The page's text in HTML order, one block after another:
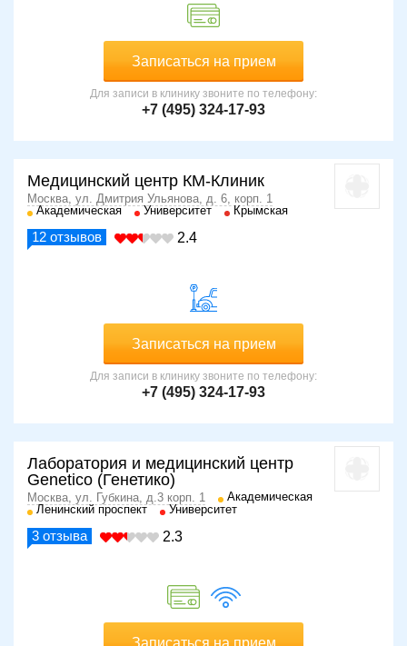
Записаться на прием
Для записи в клинику звоните по телефону:
+7 (495) 324-17-93
Медицинский центр КМ-Клиник
Москва, ул. Дмитрия Ульянова, д. 6, корп. 1
Академическая
Университет Крымская
12 отзывов 2.4
Записаться на прием
Для записи в клинику звоните по телефону:
+7 (495) 324-17-93
Лаборатория и медицинский центр
Genetico (Генетико)
Москва, ул. Губкина, д.3 корп. 1
Академическая
Ленинский проспект
Университет
3 отзыва 2.3